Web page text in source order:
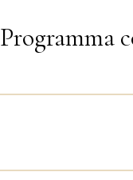
Programma